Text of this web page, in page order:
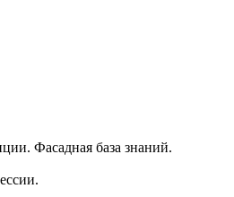
Фасадная база знаний.